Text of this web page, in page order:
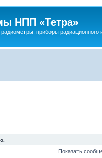
НПП «Тетра»
приборы радиационного
Показать